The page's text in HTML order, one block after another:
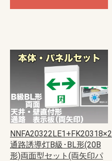
NNFA20322LE1+FK20318×2
通路誘導灯B級･BL形(20B
形)両面型セット(両矢印パ